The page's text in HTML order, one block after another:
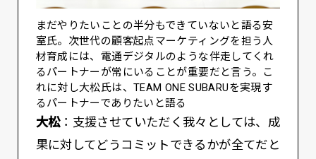
まだやりたいことの半分もできていないと語る安
室氏。次世代の顧客起点マーケティングを担う人
材育成には、電通デジタルのような伴走してくれ
るパートナーが常にいることが重要だと言う。こ
れに対し大松氏は、TEAM ONE SUBARUを実現す
るパートナーでありたいと語る
大松：支援させていただく我々としては、成
果に対してどうコミットできるかが全てだと